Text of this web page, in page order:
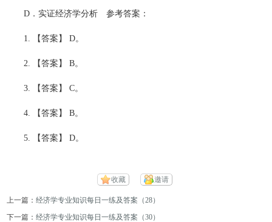
D．实证经济学分析 参考答案：
1. 【答案】 D。
2. 【答案】 B。
3. 【答案】 C。
4. 【答案】 B。
5. 【答案】 D。
收藏 邀请
上一篇：经济学专业知识每日一练及答案（28）
下一篇：经济学专业知识每日一练及答案（30）